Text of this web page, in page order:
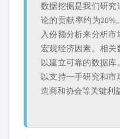
数据挖掘是我们研
论的贡献率约为20%
入份额分析来分析
宏观经济因素。相关
以建立可靠的数据库
以支持一手研究和
造商和协会等关键利